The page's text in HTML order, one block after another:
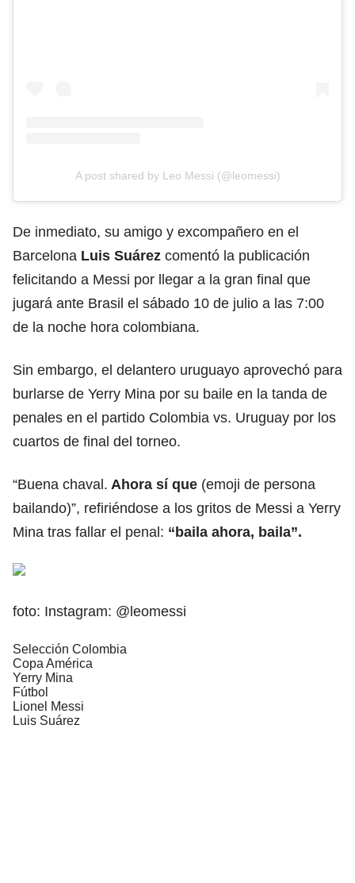
A post shared by Leo Messi (@leomessi)
De inmediato, su amigo y excompañero en el
Barcelona Luis Suárez comentó la publicación
felicitando a Messi por llegar a la gran final que
jugará ante Brasil el sábado 10 de julio a las 7:00
de la noche hora colombiana.
Sin embargo, el delantero uruguayo aprovechó para
burlarse de Yerry Mina por su baile en la tanda de
penales en el partido Colombia vs. Uruguay por los
cuartos de final del torneo.
“Buena chaval. Ahora sí que (emoji de persona
bailando)”, refiriéndose a los gritos de Messi a Yerry
Mina tras fallar el penal: “baila ahora, baila”.
foto: Instagram: @leomessi
Selección Colombia
Copa América
Yerry Mina
Fútbol
Lionel Messi
Luis Suárez